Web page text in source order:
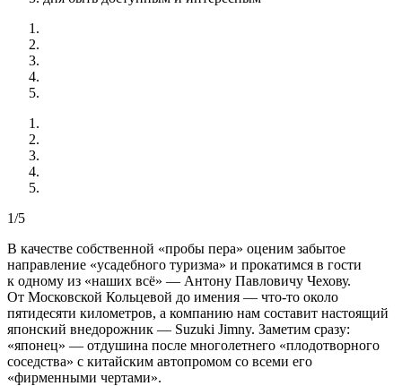
1/5
В качестве собственной «пробы пера» оценим забытое
направление «усадебного туризма» и прокатимся в гости
к одному из «наших всё» — Антону Павловичу Чехову.
От Московской Кольцевой до имения — что-то около
пятидесяти километров, а компанию нам составит настоящий
японский внедорожник — Suzuki Jimny. Заметим сразу:
«японец» — отдушина после многолетнего «плодотворного
соседства» с китайским автопромом со всеми его
«фирменными чертами».